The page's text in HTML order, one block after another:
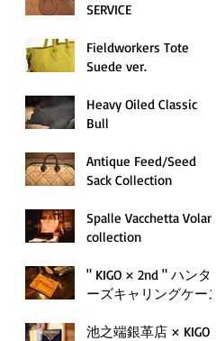
SERVICE
Fieldworkers Tote
Suede ver.
Heavy Oiled Classic
Bull
Antique Feed/Seed
Sack Collection
Spalle Vacchetta Volan
collection
" KIGO × 2nd " ハンタ
ーズキャリングケース
池之端銀革店 × KIGO